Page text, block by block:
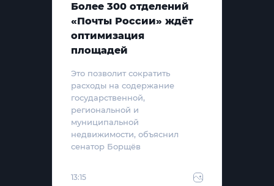
Более 300 отделений
«Почты России» ждёт
оптимизация
площадей
Это позволит сократить
расходы на содержание
государственной,
региональной и
муниципальной
недвижимости, объяснил
сенатор Борщёв
13:15